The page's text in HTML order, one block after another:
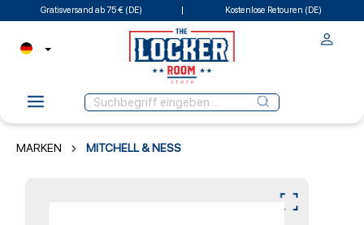
Gratisversand ab 75 € (DE) Kostenlose Retouren (DE)
MARKEN MITCHELL & NESS